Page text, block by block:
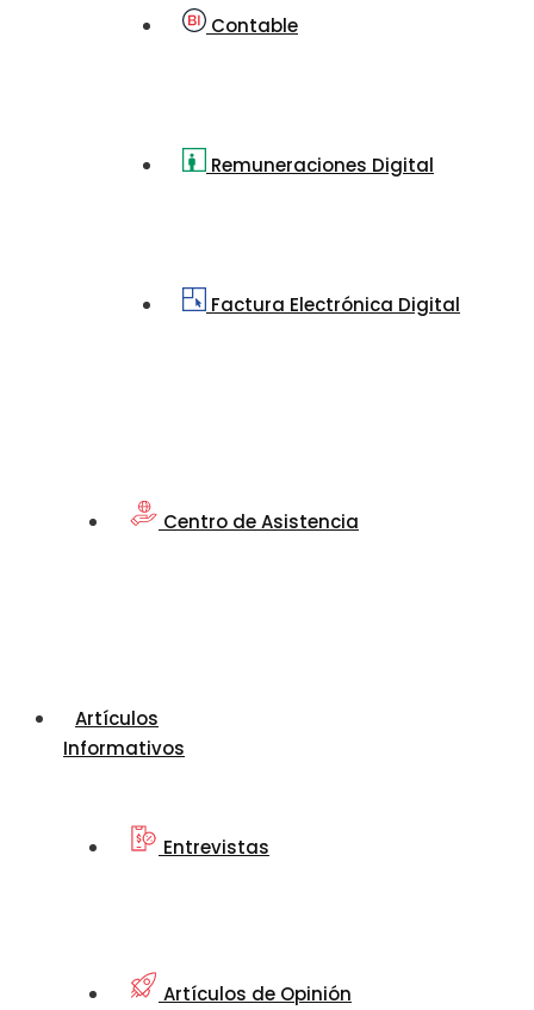
Contable
Remuneraciones Digital
Factura Electrónica Digital
Centro de Asistencia
Artículos
Informativos
Entrevistas
Artículos de Opinión